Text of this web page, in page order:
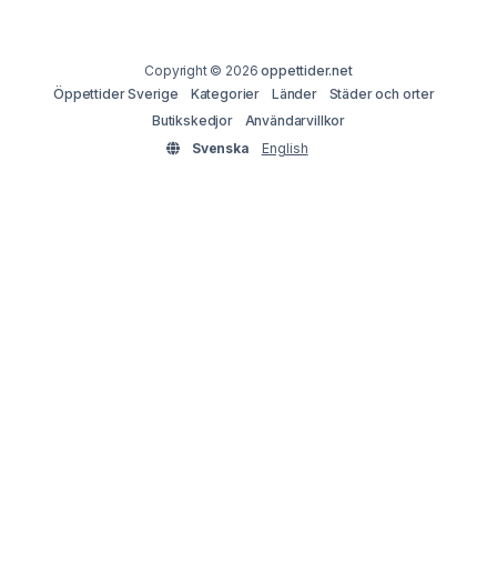
Copyright © 2026oppettider.net
Öppettider Sverige
Kategorier Länder
Städer och orter
Butikskedjor
Användarvillkor
Svenska
English